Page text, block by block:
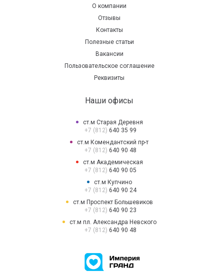
О компании
Отзывы
Контакты
Полезные статьи
Вакансии
Пользовательское соглашение
Реквизиты
Наши офисы
ст.м Старая Деревня
+7 (812) 640 35 99
ст.м Комендантский пр-т
+7 (812) 640 90 48
ст.м Академическая
+7 (812) 640 90 05
ст.м Купчино
+7 (812) 640 90 24
ст.м Проспект Большевиков
+7 (812) 640 90 23
ст.м пл. Александра Невского
+7 (812) 640 90 48